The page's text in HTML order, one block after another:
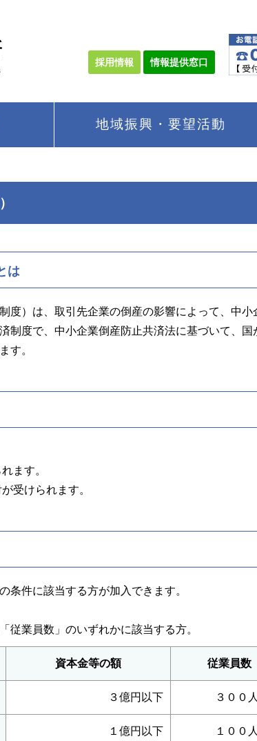
採用情報 情報提供窓口
地域振興・要望活動
は
度）は、取引先企業の倒産の影響によって、中小
制度で、中小企業倒産防止共済法に基づいて、国
す。
ます。
受けられます。
条件に該当する方が加入できます。
業員数」のいずれかに該当する方。
資本金等の額 従業員数
３億円以下 ３００
１億円以下 １００